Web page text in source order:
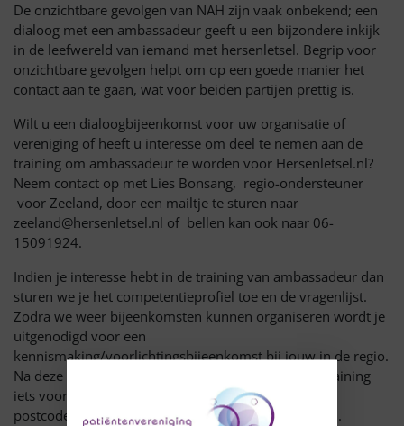
De onzichtbare gevolgen van NAH zijn vaak onbekend; een
dialoog met een ambassadeur geeft u een bijzondere inkijk
in de leefwereld van iemand met hersenletsel. Begrip voor
onzichtbare gevolgen helpt om op een goede manier het
contact aan te gaan, wat voor beiden partijen prettig is.
Wilt u een dialoogbijeenkomst voor uw organisatie of
vereniging of heeft u interesse om deel te nemen aan de
training om ambassadeur te worden voor Hersenletsel.nl?
Neem contact op met Lies Bonsang, regio-ondersteuner
voor Zeeland, door een mailtje te sturen naar
zeeland@hersenletsel.nl of bellen kan ook naar 06-
15091924.
Indien je interesse hebt in de training van ambassadeur dan
sturen we je het competentieprofiel toe en de vragenlijst.
Zodra we weer bijeenkomsten kunnen organiseren wordt je
uitgenodigd voor een
kennismaking/voorlichtingsbijeenkomst bij jouw in de regio.
Na deze bijeenkomst gaan we samen kijken of de training
iets voor jouw is. Vermeld wel even je naam, adres,
postcode, woonplaats en telefoonnummer in je mail.